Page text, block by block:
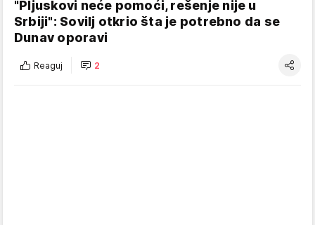
"Pljuskovi neće pomoći, rešenje nije u
Srbiji": Sovilj otkrio šta je potrebno da se
Dunav oporavi
Reaguj 2